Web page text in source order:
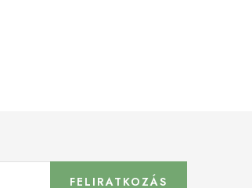
FELIRATKOZÁS